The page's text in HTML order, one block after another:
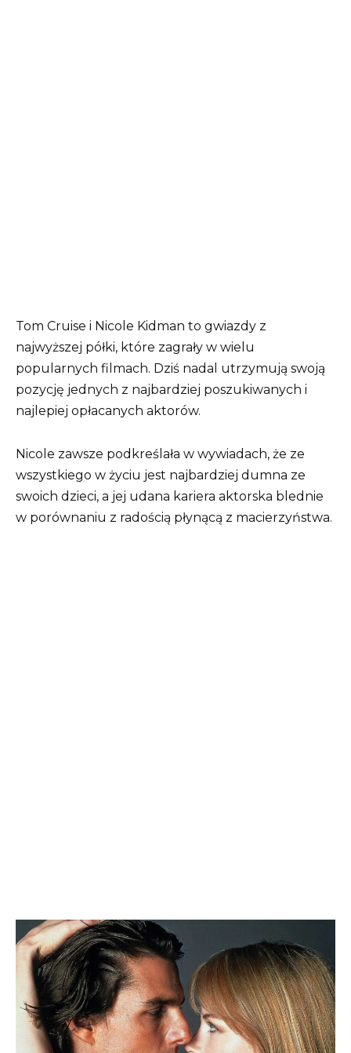
Tom Cruise i Nicole Kidman to gwiazdy z
najwyższej półki, które zagrały w wielu
popularnych filmach. Dziś nadal utrzymują swoją
pozycję jednych z najbardziej poszukiwanych i
najlepiej opłacanych aktorów.
Nicole zawsze podkreślała w wywiadach, że ze
wszystkiego w życiu jest najbardziej dumna ze
swoich dzieci, a jej udana kariera aktorska blednie
w porównaniu z radością płynącą z macierzyństwa.